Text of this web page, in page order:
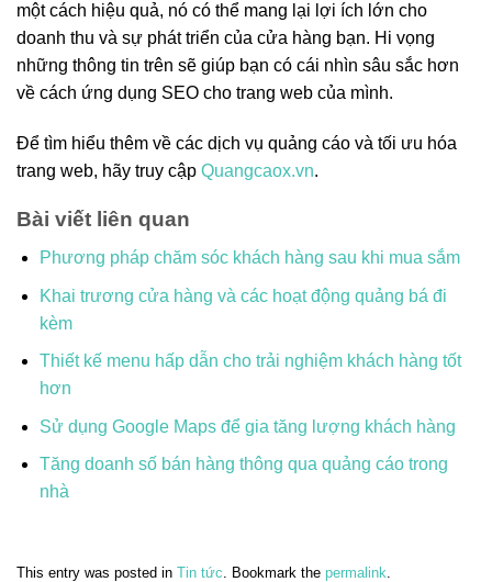
một cách hiệu quả, nó có thể mang lại lợi ích lớn cho
doanh thu và sự phát triển của cửa hàng bạn. Hi vọng
những thông tin trên sẽ giúp bạn có cái nhìn sâu sắc hơn
về cách ứng dụng SEO cho trang web của mình.
Để tìm hiểu thêm về các dịch vụ quảng cáo và tối ưu hóa
trang web, hãy truy cập Quangcaox.vn.
Bài viết liên quan
Phương pháp chăm sóc khách hàng sau khi mua sắm
Khai trương cửa hàng và các hoạt động quảng bá đi
kèm
Thiết kế menu hấp dẫn cho trải nghiệm khách hàng tốt
hơn
Sử dụng Google Maps để gia tăng lượng khách hàng
Tăng doanh số bán hàng thông qua quảng cáo trong
nhà
This entry was posted in Tin tức . Bookmark the permalink